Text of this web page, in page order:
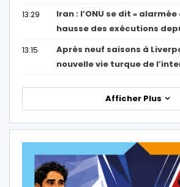
13:29
Iran : l’ONU se dit « alarmée
hausse des exécutions
13:15
Après neuf saisons à
nouvelle vie turque de
Afficher Plus